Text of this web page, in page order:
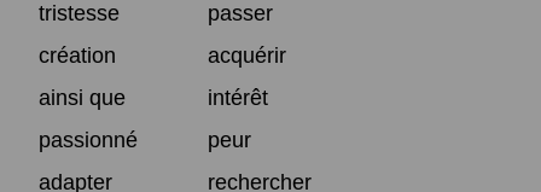
tristesse
passer
création
acquérir
ainsi que
intérêt
passionné
peur
adapter
rechercher